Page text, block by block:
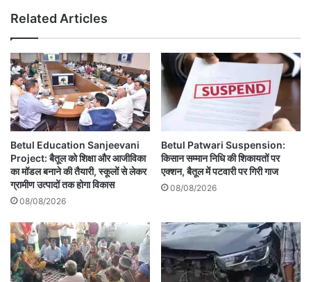
Related Articles
Betul Education Sanjeevani
Project: बैतूल को शिक्षा और आजीविका
का मॉडल बनाने की तैयारी, स्कूलों से लेकर
ग्रामीण उत्पादों तक होगा विकास
08/08/2026
Betul Patwari Suspension:
किसान सम्मान निधि की शिकायतों पर
एक्शन, बैतूल में पटवारी पर गिरी गाज
08/08/2026